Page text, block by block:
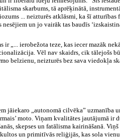
skarbums, tā aprēķinātā,
... neizturēs atklāsmi, ka šī
un jo vairāk tas baudīs
„... ierobežota teze, kas iecer mazāk
Vēl nav skaidrs, cik tālejošs
belzienu, neizturēs bez sava viedokļa
„autonomā cilvēka” uzmanība
moto. Viņam kvalitātes jautājumā
skepses un fatālisma kairināšanā.
un primitīvās reliģijās, kas sola